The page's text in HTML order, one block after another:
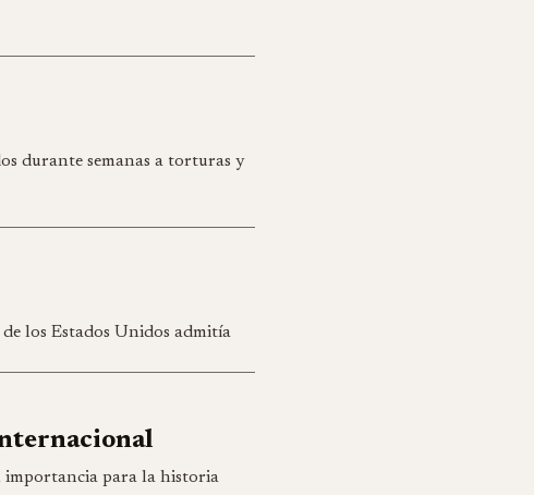
durante semanas a torturas y
los Estados Unidos admitía
importancia para la historia